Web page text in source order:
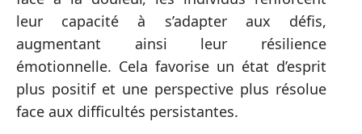
leur capacité à s’adapter aux défis,
augmentant ainsi leur résilience
émotionnelle. Cela favorise un état d’esprit
plus positif et une perspective plus résolue
face aux difficultés persistantes.